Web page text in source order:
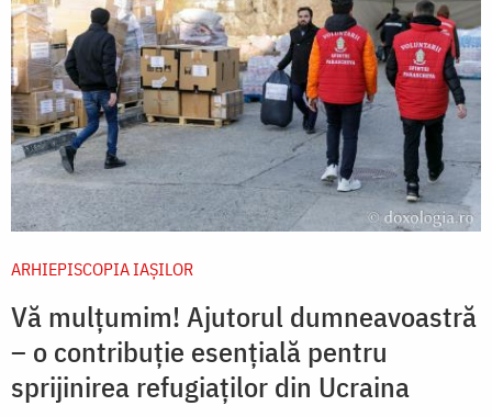
ARHIEPISCOPIA IAŞILOR
Vă mulțumim! Ajutorul dumneavoastră
– o contribuție esențială pentru
sprijinirea refugiaților din Ucraina